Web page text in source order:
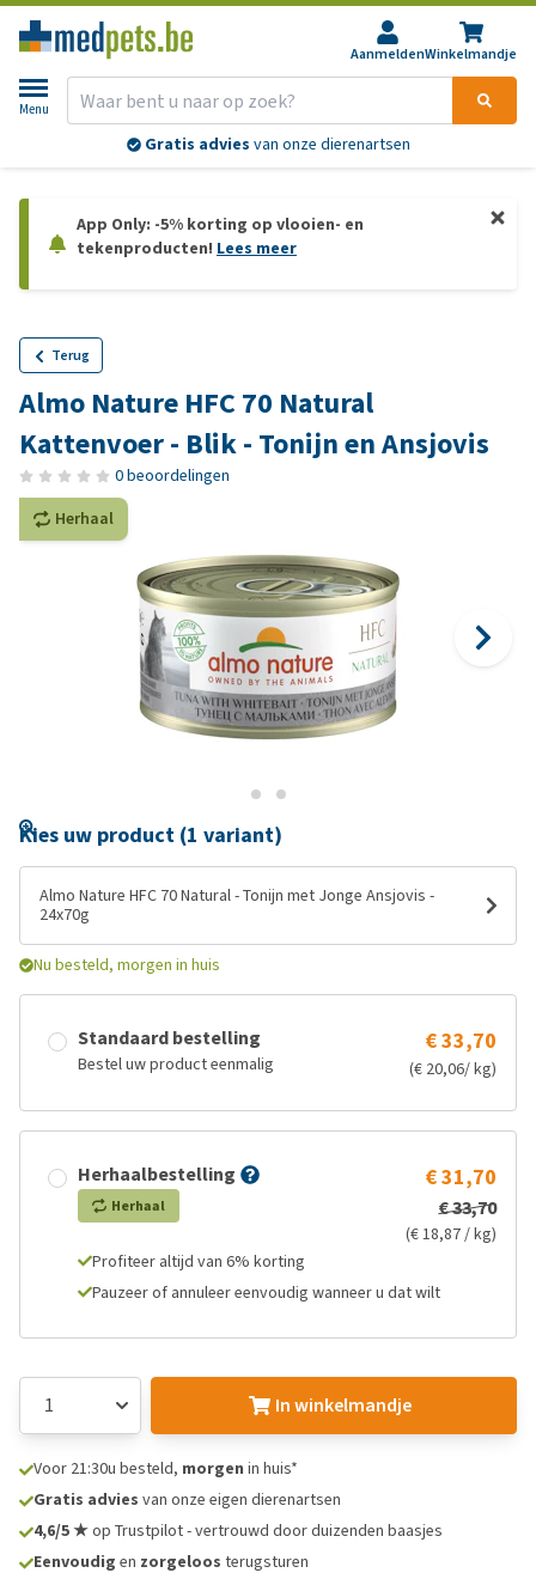
AanmeldenWinkelmandje
Menu
Gratis advies van onze dierenartsen
App Only: -5% korting op vlooien- en
tekenproducten! Lees meer
Terug
Almo Nature HFC 70 Natural
Kattenvoer - Blik - Tonijn en Ansjovis
0 beoordelingen
Herhaal
Kies uw product (1 variant)
Almo Nature HFC 70 Natural - Tonijn met Jonge Ansjovis -
24x70g
Nu besteld, morgen in huis
Standaard bestelling
Bestel uw product eenmalig
€ 33,70
(€ 20,06/ kg)
Herhaalbestelling
Herhaal
€ 31,70
€ 33,70
(€ 18,87 / kg)
Profiteer altijd van 6% korting
Pauzeer of annuleer eenvoudig wanneer u dat wilt
In winkelmandje
Voor 21:30u besteld, morgen in huis*
Gratis advies van onze eigen dierenartsen
4,6/5 ★op Trustpilot - vertrouwd door duizenden baasjes
Eenvoudig en zorgeloos terugsturen